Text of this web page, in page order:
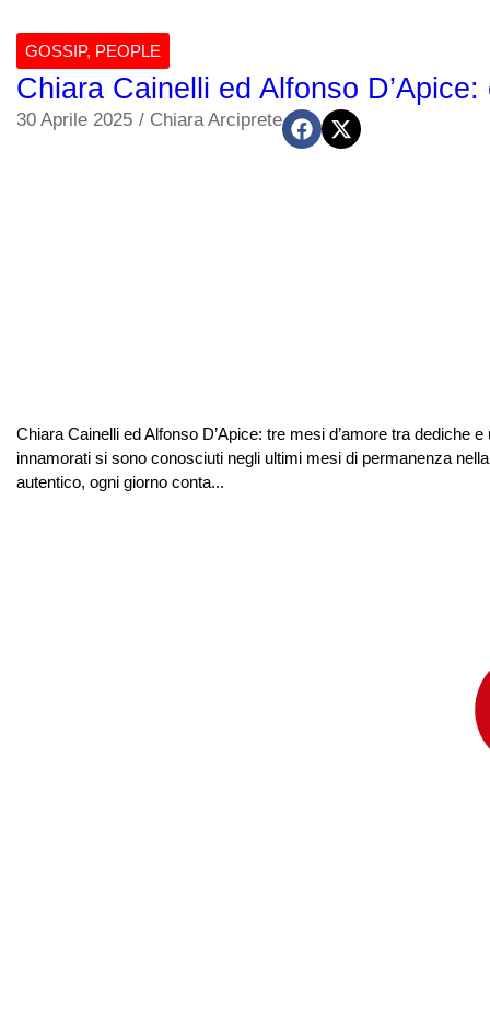
GOSSIP, PEOPLE
Chiara Cainelli ed Alfonso
30 Aprile 2025 / Chiara Arciprete
Chiara Cainelli ed Alfonso D’Apice: tre mesi d’amore tra dediche
innamorati si sono conosciuti negli ultimi mesi di permanenza
autentico, ogni giorno conta...